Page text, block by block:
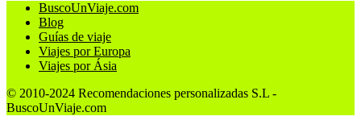
BuscoUnViaje.com
Blog
Guías de viaje
Viajes por Europa
Viajes por Ásia
© 2010-2024 Recomendaciones personalizadas S.L -
BuscoUnViaje.com